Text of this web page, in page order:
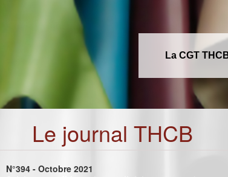
La CGT
Le journal THCB
N°394 - Octobre 2021